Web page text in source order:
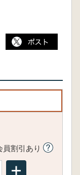
員割引あり